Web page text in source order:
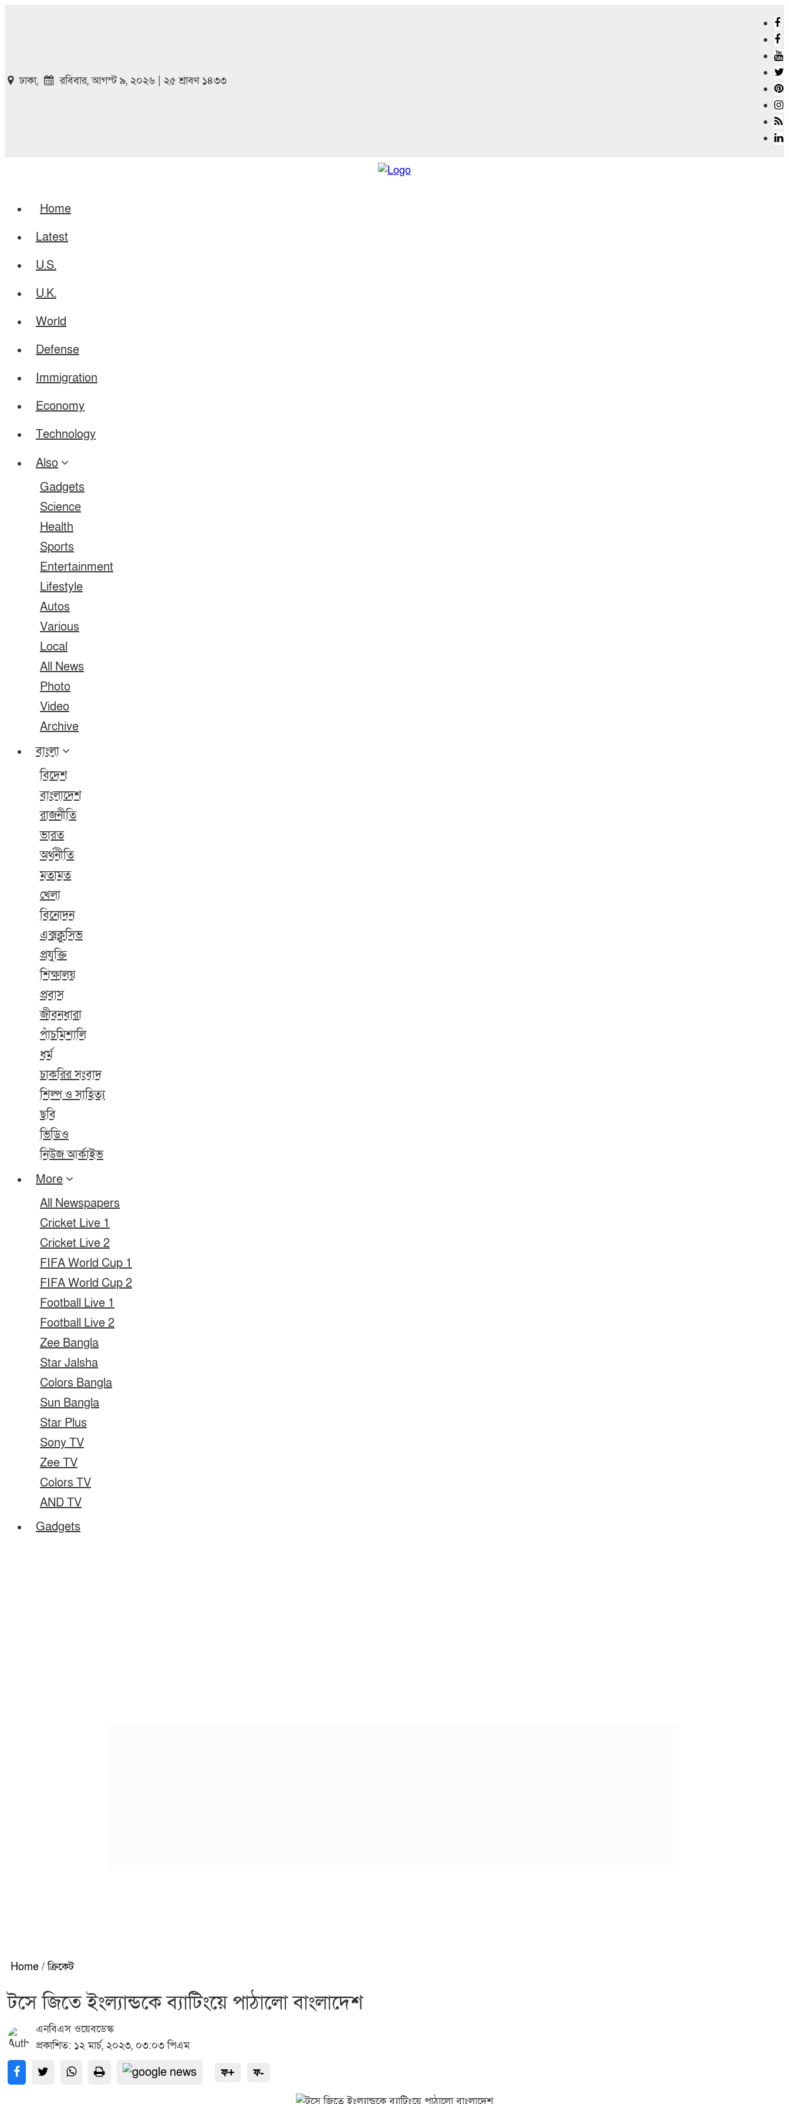
ঢাকা, রবিবার, আগস্ট ৯, ২০২৬ | ২৫ শ্রাবণ ১৪৩৩
Home
Latest
U.S.
U.K.
World
Defense
Immigration
Economy
Technology
Also
Gadgets
Science
Health
Sports
Entertainment
Lifestyle
Autos
Various
Local
All News
Photo
Video
Archive
বাংলা
বিদেশ
বাংলাদেশ
রাজনীতি
ভারত
অর্থনীতি
মতামত
খেলা
বিনোদন
এক্সক্লুসিভ
প্রযুক্তি
শিক্ষালয়
প্রবাস
জীবনধারা
পাঁচমিশালি
ধর্ম
চাকরির সংবাদ
শিল্প ও সাহিত্য
ছবি
ভিডিও
নিউজ আর্কাইভ
More
All Newspapers
Cricket Live 1
Cricket Live 2
FIFA World Cup 1
FIFA World Cup 2
Football Live 1
Football Live 2
Zee Bangla
Star Jalsha
Colors Bangla
Sun Bangla
Star Plus
Sony TV
Zee TV
Colors TV
AND TV
Gadgets
Home / ক্রিকেট
টসে জিতে ইংল্যান্ডকে ব্যাটিংয়ে পাঠালো বাংলাদেশ
এনবিএস ওয়েবডেস্ক
প্রকাশিত: ১২ মার্চ, ২০২৩, ০৩:০৩ পিএম
ফ+ ফ-